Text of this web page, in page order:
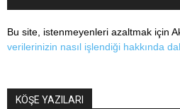
Bu site, istenmeyenleri azaltmak için
verilerinizin nasıl işlendiği hakkında
KÖŞE YAZILARI